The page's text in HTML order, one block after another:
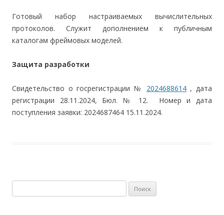
Готовый набор настраиваемых вычислительных
протоколов. Служит дополнением к публичным
каталогам фреймовых моделей.
Защита разработки
Свидетельство о госрегистрации № 2024688614, дата
регистрации 28.11.2024, Бюл. № 12. Номер и дата
поступления заявки: 2024687464 15.11.2024.